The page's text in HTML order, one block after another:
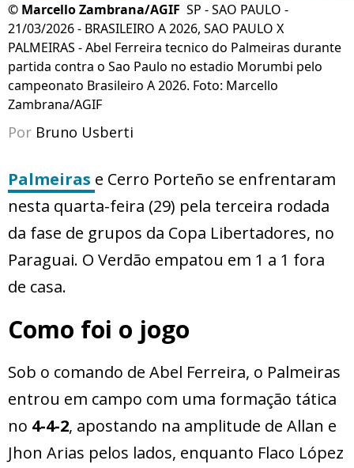
© Marcello Zambrana/AGIF SP - SAO PAULO -
21/03/2026 - BRASILEIRO A 2026, SAO PAULO X
PALMEIRAS - Abel Ferreira tecnico do Palmeiras durante
partida contra o Sao Paulo no estadio Morumbi pelo
campeonato Brasileiro A 2026. Foto: Marcello
Zambrana/AGIF
Por Bruno Usberti
Palmeiras e Cerro Porteño se enfrentaram
nesta quarta-feira (29) pela terceira rodada
da fase de grupos da Copa Libertadores, no
Paraguai. O Verdão empatou em 1 a 1 fora
de casa.
Como foi o jogo
Sob o comando de Abel Ferreira, o Palmeiras
entrou em campo com uma formação tática
no 4-4-2, apostando na amplitude de Allan e
Jhon Arias pelos lados, enquanto Flaco López